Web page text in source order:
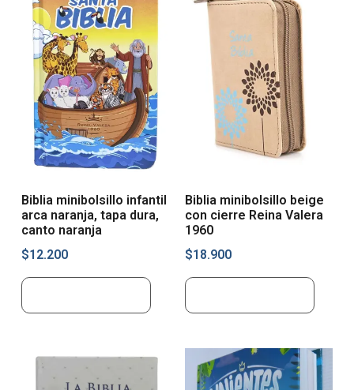
Biblia minibolsillo infantil
arca naranja, tapa dura,
canto naranja
$12.200
Biblia minibolsillo beige
con cierre Reina Valera
1960
$18.900